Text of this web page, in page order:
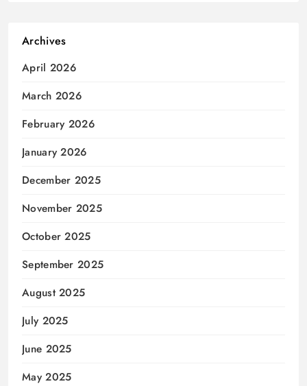
Archives
April 2026
March 2026
February 2026
January 2026
December 2025
November 2025
October 2025
September 2025
August 2025
July 2025
June 2025
May 2025